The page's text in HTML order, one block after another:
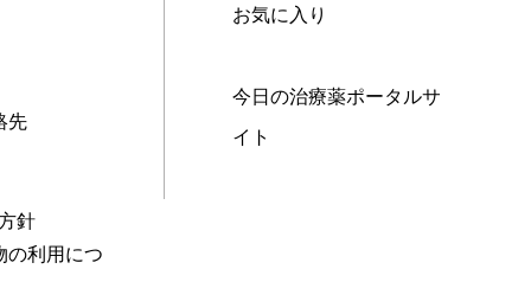
先
針
の利用につ
お気に入り
今日の治療薬ポータルサ
イト